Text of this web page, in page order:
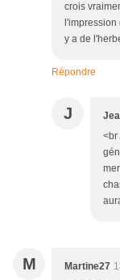
crois
l'impression
y a de
Répondre
J
<br
M Martine27